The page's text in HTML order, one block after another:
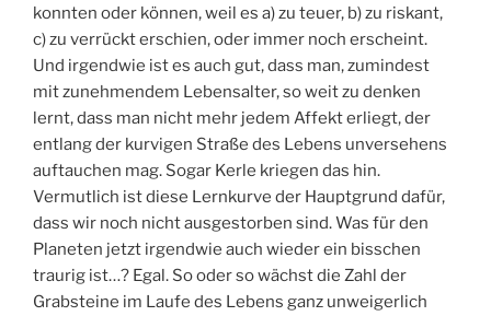
konnten oder können, weil es a) zu teuer, b) zu riskant,
c) zu verrückt erschien, oder immer noch erscheint.
Und irgendwie ist es auch gut, dass man, zumindest
mit zunehmendem Lebensalter, so weit zu denken
lernt, dass man nicht mehr jedem Affekt erliegt, der
entlang der kurvigen Straße des Lebens unversehens
auftauchen mag. Sogar Kerle kriegen das hin.
Vermutlich ist diese Lernkurve der Hauptgrund dafür,
dass wir noch nicht ausgestorben sind. Was für den
Planeten jetzt irgendwie auch wieder ein bisschen
traurig ist…? Egal. So oder so wächst die Zahl der
Grabsteine im Laufe des Lebens ganz unweigerlich